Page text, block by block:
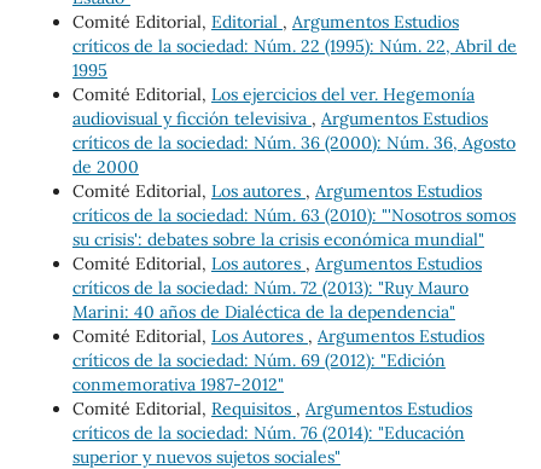
Comité Editorial, Editorial , Argumentos Estudios
críticos de la sociedad: Núm. 22 (1995): Núm. 22, Abril de
1995
Comité Editorial, Los ejercicios del ver. Hegemonía
audiovisual y ficción televisiva , Argumentos Estudios
críticos de la sociedad: Núm. 36 (2000): Núm. 36, Agosto
de 2000
Comité Editorial, Los autores , Argumentos Estudios
críticos de la sociedad: Núm. 63 (2010): "'Nosotros somos
su crisis': debates sobre la crisis económica mundial"
Comité Editorial, Los autores , Argumentos Estudios
críticos de la sociedad: Núm. 72 (2013): "Ruy Mauro
Marini: 40 años de Dialéctica de la dependencia"
Comité Editorial, Los Autores , Argumentos Estudios
críticos de la sociedad: Núm. 69 (2012): "Edición
conmemorativa 1987-2012"
Comité Editorial, Requisitos , Argumentos Estudios
críticos de la sociedad: Núm. 76 (2014): "Educación
superior y nuevos sujetos sociales"